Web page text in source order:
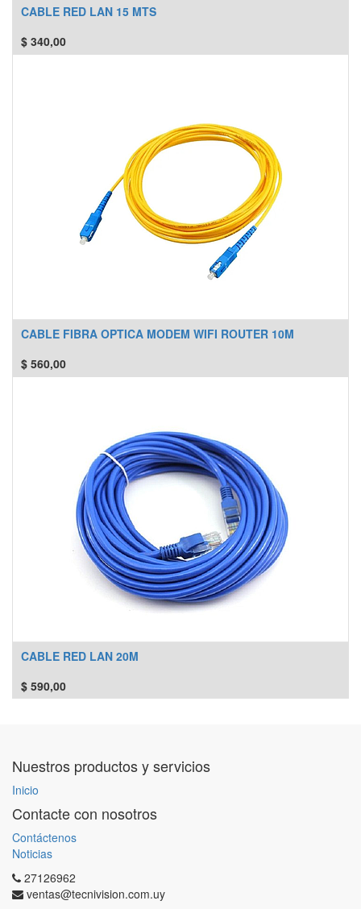
CABLE RED LAN 15 MTS
$ 340,00
CABLE FIBRA OPTICA MODEM WIFI ROUTER 10M
$ 560,00
CABLE RED LAN 20M
$ 590,00
Nuestros productos y servicios
Inicio
Contacte con nosotros
Contáctenos
Noticias
27126962
ventas@tecnivision.com.uy